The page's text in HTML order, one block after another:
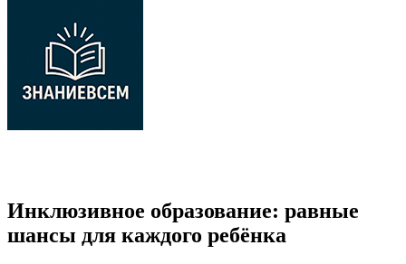
Инклюзивное образование: равные
шансы для каждого ребёнка